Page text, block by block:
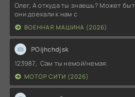
Олег, А откуда ты знаешь? Может
они доехали к нам с
ВОЕННАЯ МАШИНА (2026)
POijhchdjsk
123987, Сам ты немой/немая.
МОТОР СИТИ (2026)